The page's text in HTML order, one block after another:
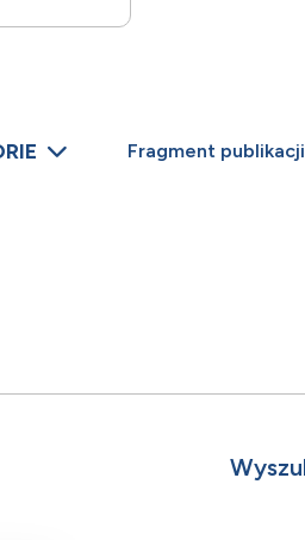
Fragment